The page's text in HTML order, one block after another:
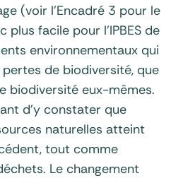
(voir l’Encadré 3 pour le
plus facile pour l’IPBES de
environnementaux qui
pertes de biodiversité, que
biodiversité eux-mêmes.
d’y constater que
naturelles atteint
tout comme
Le changement